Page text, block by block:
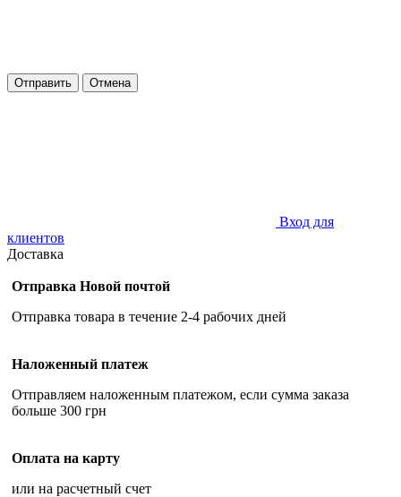
Отправить Отмена
Вход для
клиентов
Доставка
Отправка Новой почтой
Отправка товара в течение 2-4 рабочих дней
Наложенный платеж
Отправляем наложенным платежом, если сумма заказа
больше 300 грн
Оплата на карту
или на расчетный счет